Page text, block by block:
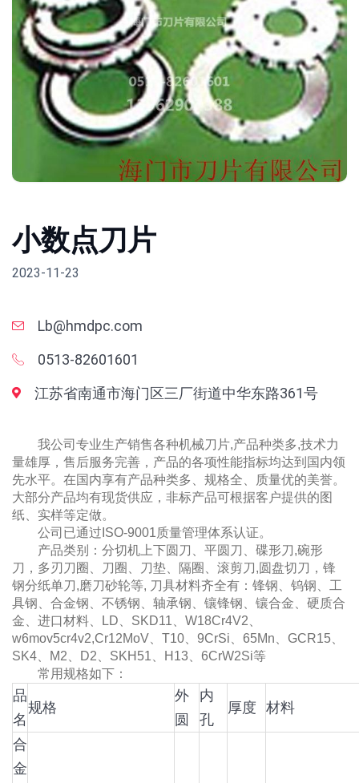
小数点刀片
2023-11-23
Lb@hmdpc.com
0513-82601601
江苏省南通市海门区三厂街道中华东路361号
我公司专业生产销售各种机械刀片,产品种类多,技术力
量雄厚，售后服务完善，产品的各项性能指标均达到国内领
先水平。在国内享有产品种类多、规格全、质量优的美誉。
大部分产品均有现货供应，非标产品可根据客户提供的图
纸、实样等定做。
公司已通过ISO-9001质量管理体系认证。
产品类别：分切机上下圆刀、平圆刀、碟形刀,碗形
刀，多刃刀圈、刀圈、刀垫、隔圈、滚剪刀,圆盘切刀，锋
钢分纸单刀,磨刀砂轮等, 刀具材料齐全有：锋钢、钨钢、工
具钢、合金钢、不锈钢、轴承钢、镶锋钢、镶合金、硬质合
金、进口材料、LD、SKD11、W18Cr4V2、
w6mov5cr4v2,Cr12MoV、T10、9CrSi、65Mn、GCR15、
SK4、M2、D2、SKH51、H13、6CrW2Si等
常用规格如下：
品
名
规格
外
圆
内
孔
厚度 材料
合
金